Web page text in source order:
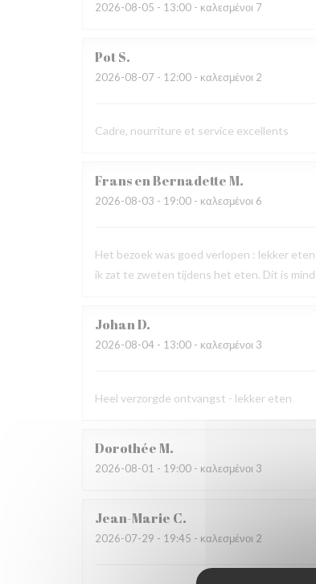
2026-08-05 - 13:00 - καλεσμένοι 7
PotS
2026-08-07 - 12:00 - καλεσμένοι 2
Cadre, nourriture et service excellents
Frans en BernadetteM
2026-08-03 - 19:00 - καλεσμένοι 6
Het bezoek was goed verlopen : lekker
ik zat te zweten tijdens het eten. Dit is
JohanD
2026-08-04 - 13:00 - καλεσμένοι 3
Heel verzorgde ontvangst - lekker eten
DorothéeM
2026-08-01 - 19:00 - καλεσμένοι 3
Jean-Marie C
2026-07-29 - 19:45 - καλεσμένοι 2